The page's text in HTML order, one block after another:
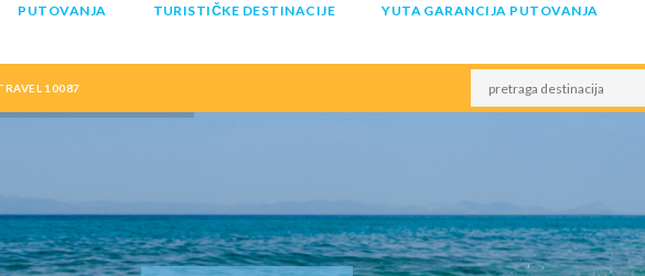
PUTOVANJA TURISTIČKE DESTINACIJE YUTA GARANCIJA PUTOVANJA
10087